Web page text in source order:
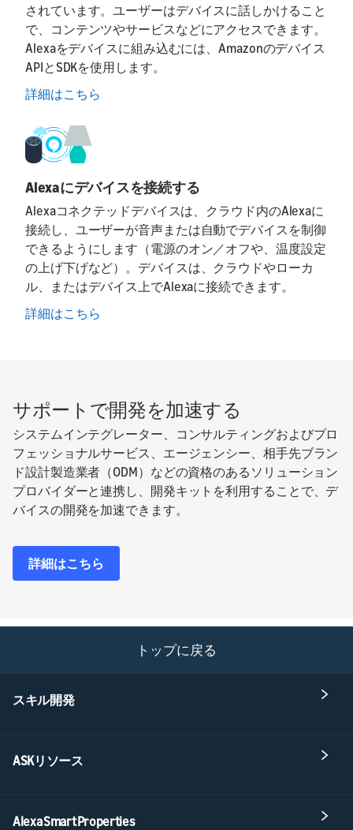
されています。ユーザーはデバイスに話しかけること
で、コンテンツやサービスなどにアクセスできます。
Alexaをデバイスに組み込むには、Amazonのデバイス
APIとSDKを使用します。
詳細はこちら
Alexaにデバイスを接続する
Alexaコネクテッドデバイスは、クラウド内のAlexaに
接続し、ユーザーが音声または自動でデバイスを制御
できるようにします（電源のオン／オフや、温度設定
の上げ下げなど）。デバイスは、クラウドやローカ
ル、またはデバイス上でAlexaに接続できます。
詳細はこちら
サポートで開発を加速する
システムインテグレーター、コンサルティングおよびプロ
フェッショナルサービス、エージェンシー、相手先ブラン
ド設計製造業者（ODM）などの資格のあるソリューション
プロバイダーと連携し、開発キットを利用することで、デ
バイスの開発を加速できます。
詳細はこちら
トップに戻る
スキル開発
ASKリソース
Alexa Smart Properties